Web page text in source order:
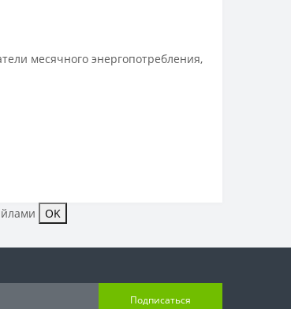
месячного энергопотребления,
OK
Подписаться